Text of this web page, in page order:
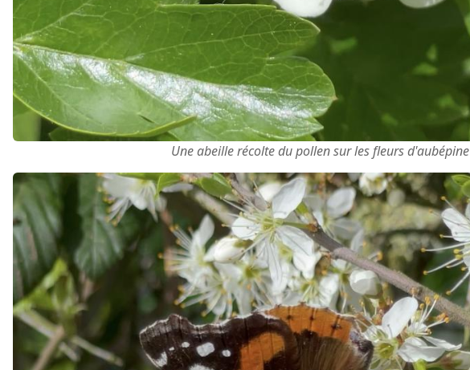
Une abeille récolte du pollen sur les fleurs d'aubépine